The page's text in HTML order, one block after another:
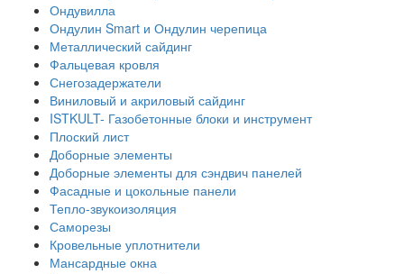
Ондувилла
Ондулин Smart и Ондулин черепица
Металлический сайдинг
Фальцевая кровля
Снегозадержатели
Виниловый и акриловый сайдинг
ISTKULT- Газобетонные блоки и инструмент
Плоский лист
Доборные элементы
Доборные элементы для сэндвич панелей
Фасадные и цокольные панели
Тепло-звукоизоляция
Саморезы
Кровельные уплотнители
Мансардные окна